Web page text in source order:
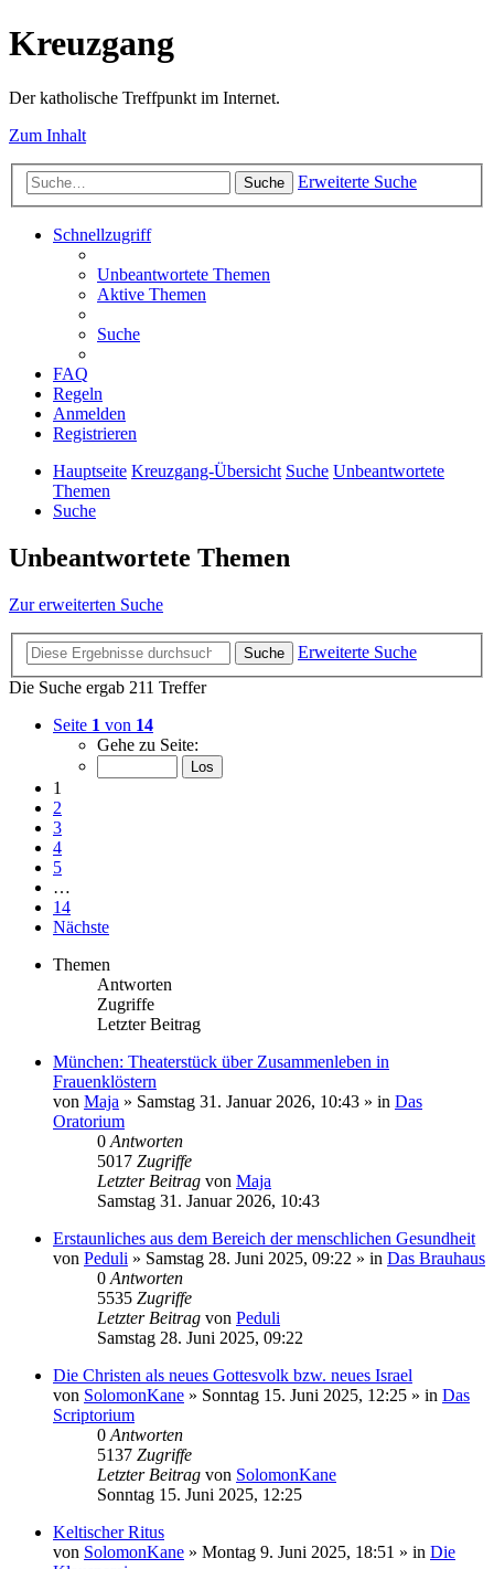
Kreuzgang
Der katholische Treffpunkt im Internet.
Zum Inhalt
Suche Erweiterte Suche
Schnellzugriff
Unbeantwortete Themen
Aktive Themen
Suche
FAQ
Regeln
Anmelden
Registrieren
Hauptseite Kreuzgang-Übersicht Suche Unbeantwortete
Themen
Suche
Unbeantwortete Themen
Zur erweiterten Suche
Suche
Erweiterte Suche
Die Suche ergab 211 Treffer
Seite 1 von 14
Gehe zu Seite:
1
2
3
4
5
…
14
Nächste
Themen
Antworten
Zugriffe
Letzter Beitrag
München: Theaterstück über Zusammenleben in
Frauenklöstern
von Maja » Samstag 31. Januar 2026, 10:43 » in Das
Oratorium
0 Antworten
5017 Zugriffe
Letzter Beitrag von Maja
Samstag 31. Januar 2026, 10:43
Erstaunliches aus dem Bereich der menschlichen Gesundheit
von Peduli » Samstag 28. Juni 2025, 09:22 » in Das Brauhaus
0 Antworten
5535 Zugriffe
Letzter Beitrag von Peduli
Samstag 28. Juni 2025, 09:22
Die Christen als neues Gottesvolk bzw. neues Israel
von SolomonKane » Sonntag 15. Juni 2025, 12:25 » in Das
Scriptorium
0 Antworten
5137 Zugriffe
Letzter Beitrag von SolomonKane
Sonntag 15. Juni 2025, 12:25
Keltischer Ritus
von SolomonKane » Montag 9. Juni 2025, 18:51 » in Die